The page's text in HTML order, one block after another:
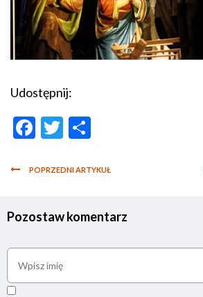
Udostępnij:
Facebook
Twitter
POPRZEDNI ARTYKUŁ
Pozostaw komentarz